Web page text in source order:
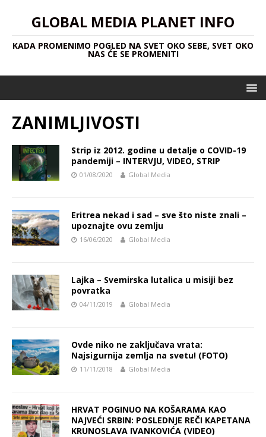
GLOBAL MEDIA PLANET INFO
KADA PROMENIMO POGLED NA SVET OKO SEBE, SVET OKO
NAS ĆE SE PROMENITI
ZANIMLJIVOSTI
Strip iz 2012. godine u detalje o COVID-19
pandemiji – INTERVJU, VIDEO, STRIP
01/08/2020 Global Media
Eritrea nekad i sad – sve što niste znali –
upoznajte ovu zemlju
16/06/2020 Global Media
Lajka – Svemirska lutalica u misiji bez
povratka
04/11/2019 Global Media
Ovde niko ne zaključava vrata:
Najsigurnija zemlja na svetu! (FOTO)
11/11/2018 Global Media
HRVAT POGINUO NA KOŠARAMA KAO
NAJVEĆI SRBIN: POSLEDNJE REČI KAPETANA
KRUNOSLAVA IVANKOVIĆA (VIDEO)